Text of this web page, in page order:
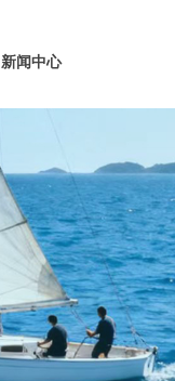
新闻中心